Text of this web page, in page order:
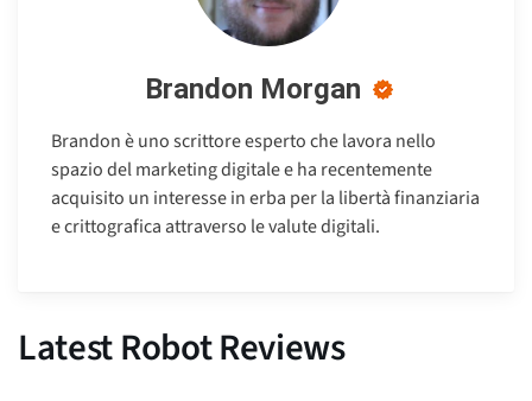
Brandon Morgan
Brandon è uno scrittore esperto che lavora nello
spazio del marketing digitale e ha recentemente
acquisito un interesse in erba per la libertà finanziaria
e crittografica attraverso le valute digitali.
Latest Robot Reviews